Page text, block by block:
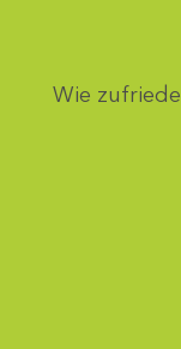
Wie